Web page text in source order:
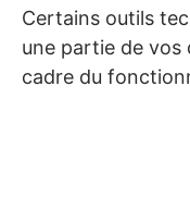
Certains outils
une partie de vos
cadre du